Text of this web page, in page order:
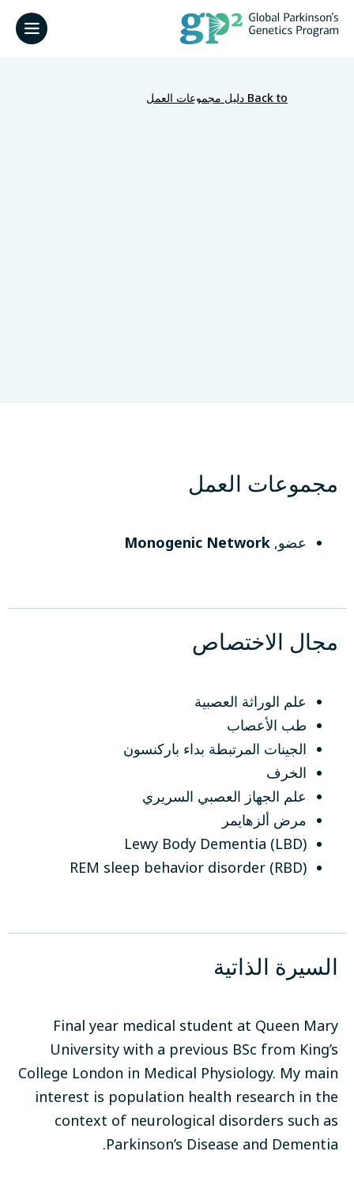
Back to دليل مجموعات العمل
مجموعات العمل
عضو,
Monogenic Network
مجال الاختصاص
علم الوراثة العصبية
طب الأعصاب
الجينات المرتبطة بداء باركنسون
الخرف
علم الجهاز العصبي السريري
مرض ألزهايمر
Lewy Body Dementia (LBD)
REM sleep behavior disorder (RBD)
السيرة الذاتية
Final year medical student at Queen Mary
University with a previous BSc from King’s
College London in Medical Physiology. My main
interest is population health research in the
context of neurological disorders such as
Parkinson’s Disease and Dementia.